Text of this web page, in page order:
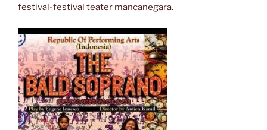
festival-festival teater mancanegara.